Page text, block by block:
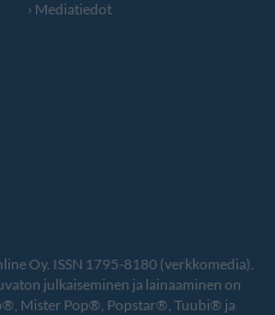
Mediatiedot
Oy. ISSN 1795-8180 (verkkomedia).
julkaiseminen ja lainaaminen on
Mister Pop®, Popstar®, Tuubi® ja